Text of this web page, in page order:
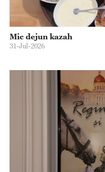
Mic dejun kazah
31-Jul-2026